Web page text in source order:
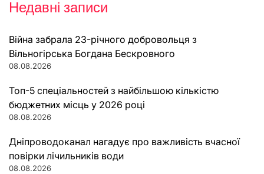
Недавні записи
Війна забрала 23-річного добровольця з
Вільногірська Богдана Бескровного
08.08.2026
Топ-5 спеціальностей з найбільшою кількістю
бюджетних місць у 2026 році
08.08.2026
Дніпроводоканал нагадує про важливість вчасної
повірки лічильників води
08.08.2026